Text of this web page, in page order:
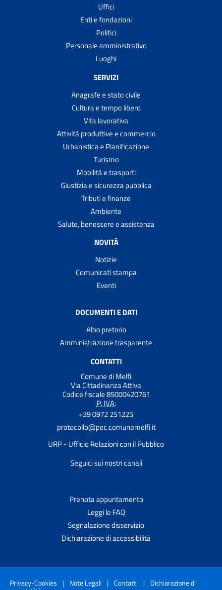
Uffici
Enti e fondazioni
Politici
Personale amministrativo
Luoghi
SERVIZI
Anagrafe e stato civile
Cultura e tempo libero
Vita lavorativa
Attività produttive e commercio
Urbanistica e Pianificazione
Turismo
Mobilità e trasporti
Giustizia e sicurezza pubblica
Tributi e finanze
Ambiente
Salute, benessere e assistenza
NOVITÀ
Notizie
Comunicati stampa
Eventi
DOCUMENTI E DATI
Albo pretorio
Amministrazione trasparente
CONTATTI
Comune di Melfi
Via Cittadinanza Attiva
Codice fiscale 85000420761
P. IVA:
+39 0972 251225
protocollo@pec.comunemelfi.it
URP - Ufficio Relazioni con il Pubblico
Seguici sui nostri canali
Prenota appuntamento
Leggi le FAQ
Segnalazione disservizio
Dichiarazione di accessibilità
Privacy-Cookies | Note Legali | Contatti | Dichiarazione di